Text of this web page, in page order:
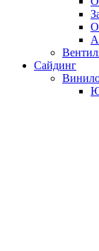
Сайдинг